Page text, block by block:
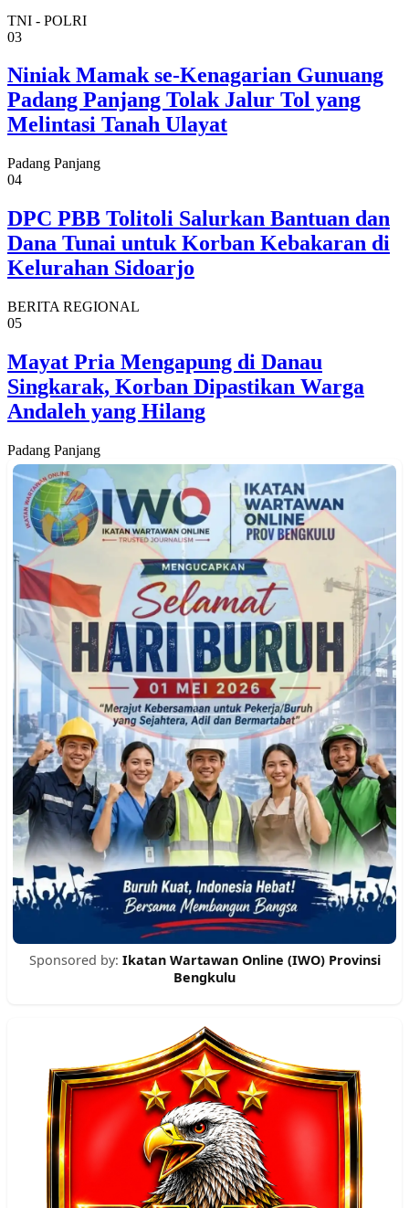
TNI - POLRI
03
Niniak Mamak se-Kenagarian Gunuang
Padang Panjang Tolak Jalur Tol yang
Melintasi Tanah Ulayat
Padang Panjang
04
DPC PBB Tolitoli Salurkan Bantuan dan
Dana Tunai untuk Korban Kebakaran di
Kelurahan Sidoarjo
BERITA REGIONAL
05
Mayat Pria Mengapung di Danau
Singkarak, Korban Dipastikan Warga
Andaleh yang Hilang
Padang Panjang
Sponsored by: Ikatan Wartawan Online (IWO) Provinsi
Bengkulu